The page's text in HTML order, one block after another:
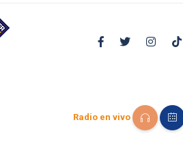
Radio en vivo